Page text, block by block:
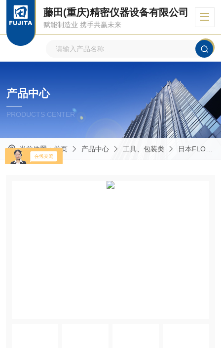
藤田(重庆)精密仪器设备有限公司
赋能制造业 携手共赢未来
产品中心
PRODUCTS CENTER
当前位置：首页 产品中心 工具、包装类 日本FLOURO 福乐